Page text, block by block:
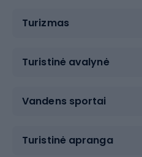
Turizmas
Turistinė avalynė
Vandens sportai
Turistinė apranga